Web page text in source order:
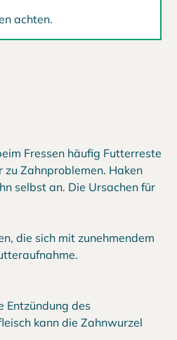
achten.
Fressen häufig Futterreste
Zahnproblemen. Haken
selbst an. Die Ursachen für
die sich mit zunehmendem
Entzündung des
kann die Zahnwurzel